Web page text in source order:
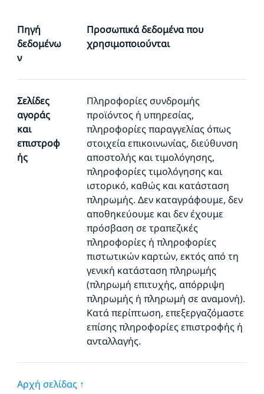
Πηγή
δεδομένω
ν
Προσωπικά δεδομένα που
χρησιμοποιούνται
Σελίδες
αγοράς
και
επιστροφ
ής
Πληροφορίες συνδρομής
προϊόντος ή υπηρεσίας,
πληροφορίες παραγγελίας όπως
στοιχεία επικοινωνίας, διεύθυνση
αποστολής και τιμολόγησης,
πληροφορίες τιμολόγησης και
ιστορικό, καθώς και κατάσταση
πληρωμής. Δεν καταγράφουμε, δεν
αποθηκεύουμε και δεν έχουμε
πρόσβαση σε τραπεζικές
πληροφορίες ή πληροφορίες
πιστωτικών καρτών, εκτός από τη
γενική κατάσταση πληρωμής
(πληρωμή επιτυχής, απόρριψη
πληρωμής ή πληρωμή σε αναμονή).
Κατά περίπτωση, επεξεργαζόμαστε
επίσης πληροφορίες επιστροφής ή
ανταλλαγής.
Αρχή σελίδας ↑